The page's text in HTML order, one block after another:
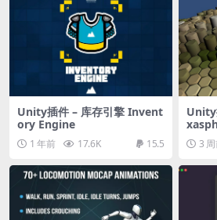
Unity插件 – 库存引擎 Invent
ory Engine
1 年前 17.6K 15.5
Unity
3